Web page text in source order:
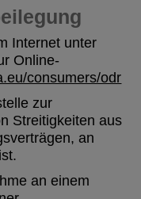
Internet unter
Online-
consumers/odr
zur
Streitigkeiten aus
an
an einem